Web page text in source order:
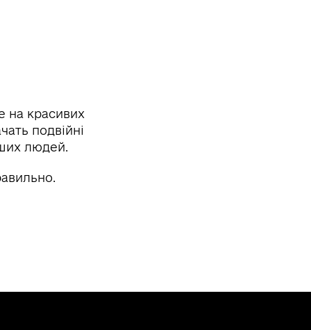
на красивих
подвійні
людей.